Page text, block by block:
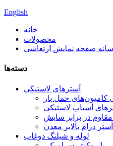
English
خانه
محصولات
صفحه نمایش ارتعاشی
دسته‌ها
آسترهای لاستیکی
کامیون‌های حمل بار
آسیاب لاستیکی
در برابر سایش
آستر درام بالابر معدن
لوله و شیلنگ دوغاب